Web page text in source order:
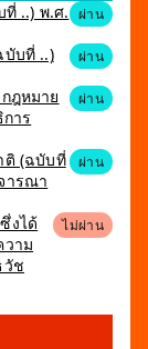
..) พ.ศ. ผ่าน
บที่ ..)
ผ่าน
ฎหมาย
าร
ผ่าน
ติ (ฉบับที่
ารณา
ผ่าน
งได้
วาม
วัช
ไม่ผ่าน